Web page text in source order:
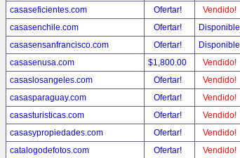
casaseficientes.com
Ofertar!
Vendido!
casasenchile.com
Ofertar!
Disponible
casasensanfrancisco.com
Ofertar!
Disponible
casasenusa.com
$1,800.00
Vendido!
casaslosangeles.com
Ofertar!
Vendido!
casasparaguay.com
Ofertar!
Vendido!
casasturisticas.com
Ofertar!
Vendido!
casasypropiedades.com
Ofertar!
Vendido!
catalogodefotos.com
Ofertar! Vendido!